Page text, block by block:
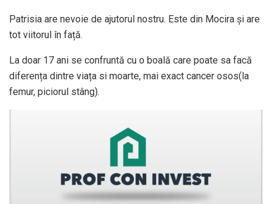
Patrisia are nevoie de ajutorul nostru. Este din Mocira și are
tot viitorul în față.
La doar 17 ani se confruntă cu o boală care poate sa facă
diferența dintre viața si moarte, mai exact cancer osos(la
femur, piciorul stâng).